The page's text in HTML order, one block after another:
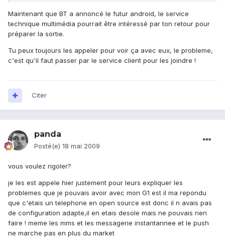
Maintenant que BT a annoncé le futur android, le service
technique multimédia pourrait être intéressé par ton retour pour
préparer la sortie.
Tu peux toujours les appeler pour voir ça avec eux, le probleme,
c'est qu'il faut passer par le service client pour les joindre !
Citer
panda
Posté(e) 18 mai 2009
vous voulez rigoler?
je les est appele hier justement pour leurs expliquer les
problemes que je pouvais avoir avec mon G1 est il ma repondu
que c'etais un telephone en open source est donc il n avais pas
de configuration adapte,il en etais desole mais ne pouvais rien
faire ! meme les mms et les messagerie instantannee et le push
ne marche pas en plus du market